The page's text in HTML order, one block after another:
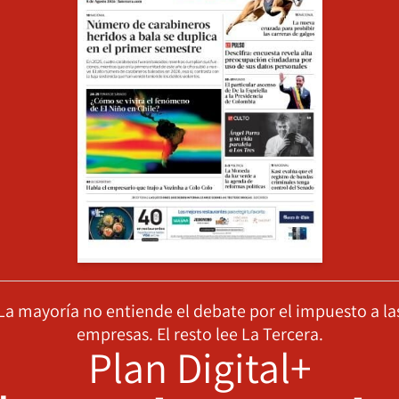
mayoría no entiende el debate por el impuesto a
empresas. El resto lee La Tercera.
Plan Digital+